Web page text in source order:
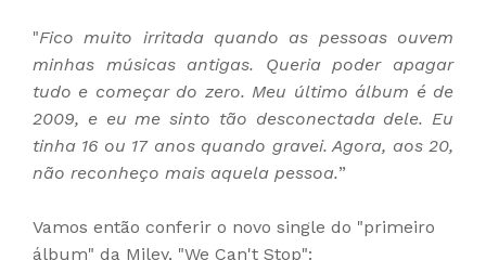
"Fico muito irritada quando as pessoas ouvem
minhas músicas antigas. Queria poder apagar
tudo e começar do zero. Meu último álbum é de
2009, e eu me sinto tão desconectada dele. Eu
tinha 16 ou 17 anos quando gravei. Agora, aos 20,
não reconheço mais aquela pessoa.”
Vamos então conferir o novo single do "primeiro
álbum" da Miley, "We Can't Stop":